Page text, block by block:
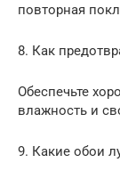
повторная
8. Как
Обеспечьте
влажность и
9. Какие обои